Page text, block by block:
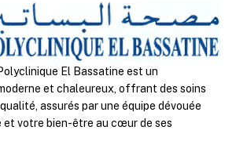
El Bassatine est un
et chaleureux, offrant des soins
assurés par une équipe dévouée
et votre bien-être au cœur de ses